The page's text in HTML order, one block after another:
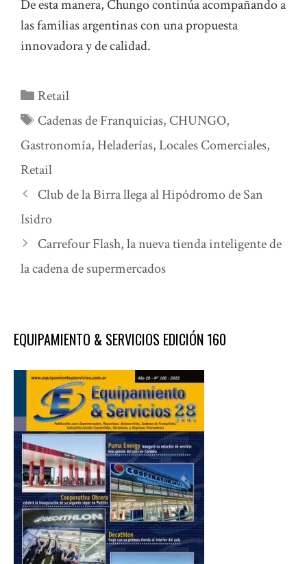
De esta manera, Chungo continúa acompañando a
las familias argentinas con una propuesta
innovadora y de calidad.
Categorías
Retail
Etiquetas
Cadenas de Franquicias, CHUNGO,
Gastronomía, Heladerías,Locales Comerciales,
Retail
Club de la Birra llega al Hipódromo de San
Isidro
Carrefour Flash, la nueva tienda inteligente de
la cadena de supermercados
EQUIPAMIENTO & SERVICIOS EDICIÓN 160